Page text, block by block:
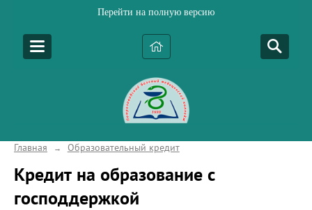
Перейти на полную версию
Главная → Образовательный кредит
Кредит на образование с
господдержкой